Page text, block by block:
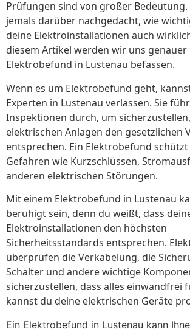
Prüfungen sind von großer Bedeutung.
jemals darüber nachgedacht, wie
deine Elektroinstallationen auch
diesem Artikel werden wir uns genauer
Elektrobefund in Lustenau befassen.
Wenn es um Elektrobefund geht,
Experten in Lustenau verlassen. Sie
Inspektionen durch, um
elektrischen Anlagen den gesetzlichen
entsprechen. Ein Elektrobefund
Gefahren wie Kurzschlüssen,
anderen elektrischen Störungen.
Mit einem Elektrobefund in Lustenau
beruhigt sein, denn du weißt, dass
Elektroinstallationen den höchsten
Sicherheitsstandards entsprechen.
überprüfen die Verkabelung, die
Schalter und andere wichtige
sicherzustellen, dass alles einwandfrei
kannst du deine elektrischen Geräte
Ein Elektrobefund in Lustenau kann